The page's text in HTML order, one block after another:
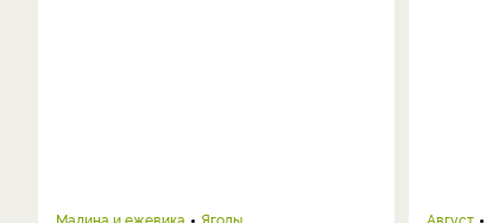
Малина и ежевика Ягоды Август